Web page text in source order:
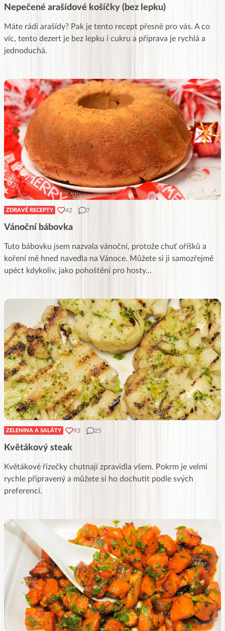
Nepečené arašídové košíčky (bez lepku)
Máte rádi arašídy? Pak je tento recept přesně pro vás. A co
víc, tento dezert je bez lepku i cukru a příprava je rychlá a
jednoduchá.
ZDRAVÉ RECEPTY 42 7
Vánoční bábovka
Tuto bábovku jsem nazvala vánoční, protože chuť oříšků a
koření mě hned navedla na Vánoce. Můžete si ji samozřejmě
upéct kdykoliv, jako pohoštění pro hosty...
ZELENINA A SALÁTY 93 25
Květákový steak
Květákové řízečky chutnají zpravidla všem. Pokrm je velmi
rychle připravený a můžete si ho dochutit podle svých
preferencí.